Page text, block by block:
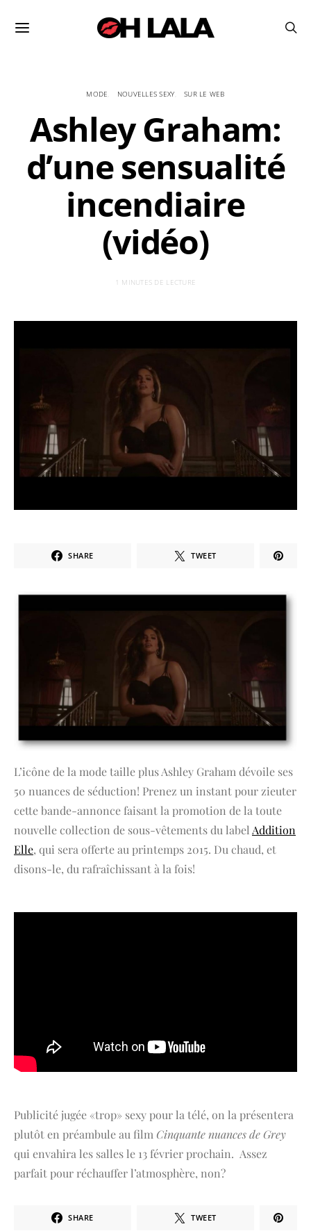
MODE NOUVELLES SEXY SUR LE WEB
Ashley Graham:
d’une sensualité
incendiaire
(vidéo)
1 MINUTES DE LECTURE
SHARE TWEET
L’icône de la mode taille plus Ashley Graham dévoile ses
50 nuances de séduction! Prenez un instant pour zieuter
cette bande-annonce faisant la promotion de la toute
nouvelle collection de sous-vêtements du label Addition
Elle, qui sera offerte au printemps 2015. Du chaud, et
disons-le, du rafraîchissant à la fois!
Publicité jugée «trop» sexy pour la télé, on la présentera
plutôt en préambule au film Cinquante nuances de Grey
qui envahira les salles le 13 février prochain. Assez
parfait pour réchauffer l’atmosphère, non?
SHARE TWEET